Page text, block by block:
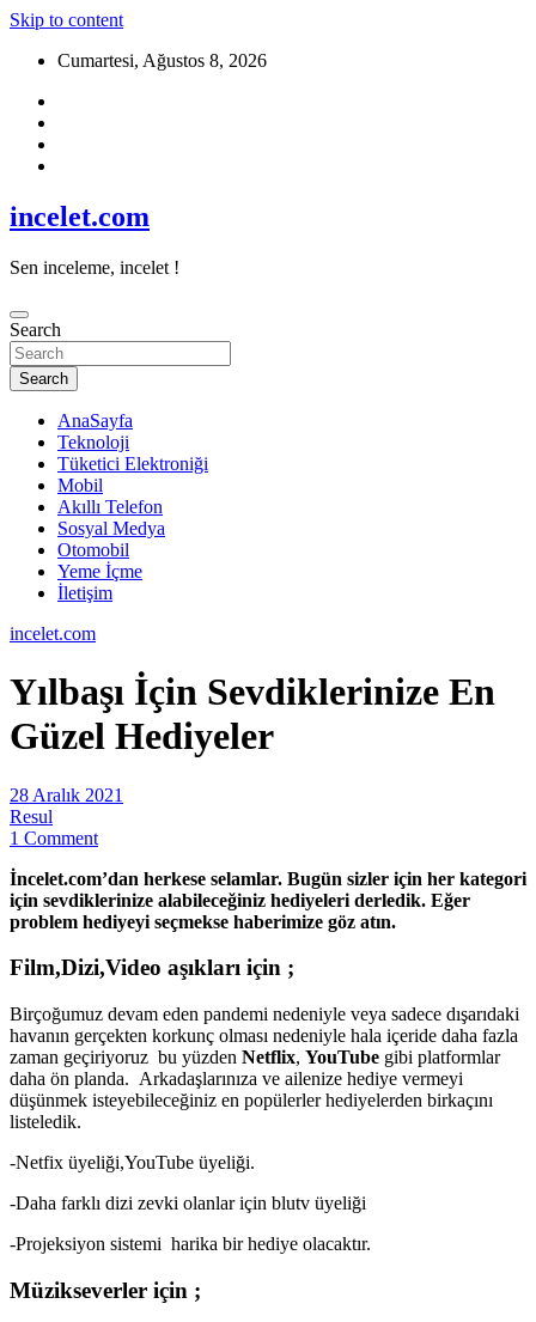
Skip to content
Cumartesi, Ağustos 8, 2026
incelet.com
Sen inceleme, incelet !
Search
Search
AnaSayfa
Teknoloji
Tüketici Elektroniği
Mobil
Akıllı Telefon
Sosyal Medya
Otomobil
Yeme İçme
İletişim
incelet.com
Yılbaşı İçin Sevdiklerinize En
Güzel Hediyeler
28 Aralık 2021
Resul
1 Comment
İncelet.com’dan herkese selamlar. Bugün sizler için her kategori
için sevdiklerinize alabileceğiniz hediyeleri derledik. Eğer
problem hediyeyi seçmekse haberimize göz atın.
Film,Dizi,Video aşıkları için ;
Birçoğumuz devam eden pandemi nedeniyle veya sadece dışarıdaki
havanın gerçekten korkunç olması nedeniyle hala içeride daha fazla
zaman geçiriyoruz bu yüzden Netflix, YouTube gibi platformlar
daha ön planda. Arkadaşlarınıza ve ailenize hediye vermeyi
düşünmek isteyebileceğiniz en popülerler hediyelerden birkaçını
listeledik.
-Netfix üyeliği,YouTube üyeliği.
-Daha farklı dizi zevki olanlar için blutv üyeliği
-Projeksiyon sistemi harika bir hediye olacaktır.
Müzikseverler için ;